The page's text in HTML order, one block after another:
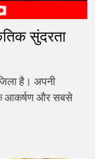
सुंदरता
है। अपनी
आकर्षण और सबसे